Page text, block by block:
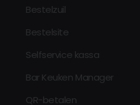
Bestelzuil
Bestelsite
Selfservice kassa
Bar Keuken Manager
QR-betalen